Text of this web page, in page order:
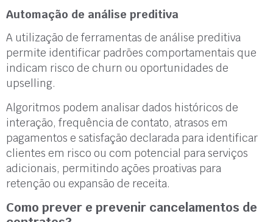
Automação de análise preditiva
A utilização de ferramentas de análise preditiva
permite identificar padrões comportamentais que
indicam risco de churn ou oportunidades de
upselling.
Algoritmos podem analisar dados históricos de
interação, frequência de contato, atrasos em
pagamentos e satisfação declarada para identificar
clientes em risco ou com potencial para serviços
adicionais, permitindo ações proativas para
retenção ou expansão de receita.
Como prever e prevenir cancelamentos de